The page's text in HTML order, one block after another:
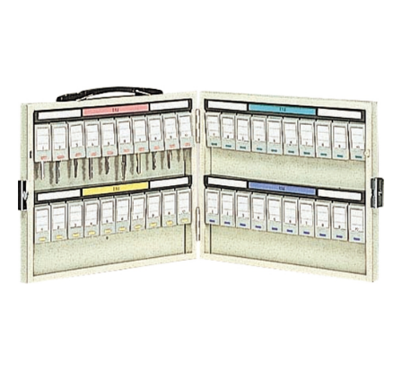
開閉がワンタッチ（シリンダーロック付）ワンタ
ッチで開閉できる二段式ロックで手軽に開閉でき
ます。
メーカー希望小売価格：
¥16,900+ 税
ホルダーの色がカラー分類されているので、鍵の保管・整理がス